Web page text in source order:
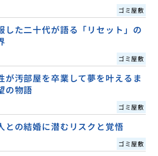
ゴミ屋敷
した二十代が語る「リセット」の
ゴミ屋敷
が汚部屋を卒業して夢を叶えるま
の物語
ゴミ屋敷
との結婚に潜むリスクと覚悟
ゴミ屋敷